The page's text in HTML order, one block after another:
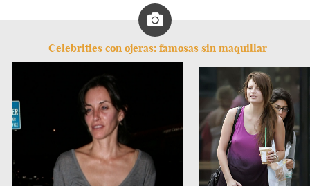
Celebrities con ojeras: famosas sin maquillar